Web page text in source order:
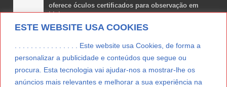
ESTE WEBSITE USA COOKIES
. . . . . . . . . . . . . . . . Este website usa Cookies, de forma a
personalizar a publicidade e conteúdos que segue ou
procura. Esta tecnologia vai ajudar-nos a mostrar-lhe os
anúncios mais relevantes e melhorar a sua experiência na
oferece óculos certificados para observação em
Lisboa
Agosto 7, 2026
Lua Afonso vence prémio internacional de liderança
Agosto 7, 2026
Preparar o carro para as férias de Verão